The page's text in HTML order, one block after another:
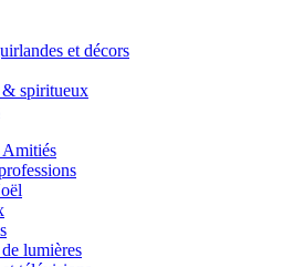
et décors
spiritueux
lumières